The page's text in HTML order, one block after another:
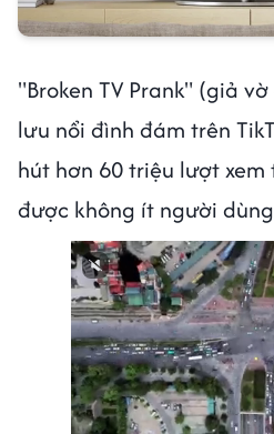
"Broken TV Prank" (giả
lưu nổi đình đám trên
hút hơn 60 triệu lượt
được không ít người